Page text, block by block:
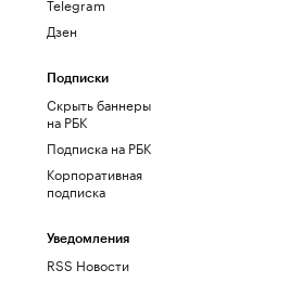
Дзен
Подписки
Скрыть баннеры
на РБК
Подписка на РБК
Корпоративная
подписка
Уведомления
RSS Новости